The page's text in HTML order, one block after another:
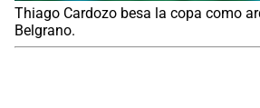
Thiago Cardozo besa la copa como
Belgrano.